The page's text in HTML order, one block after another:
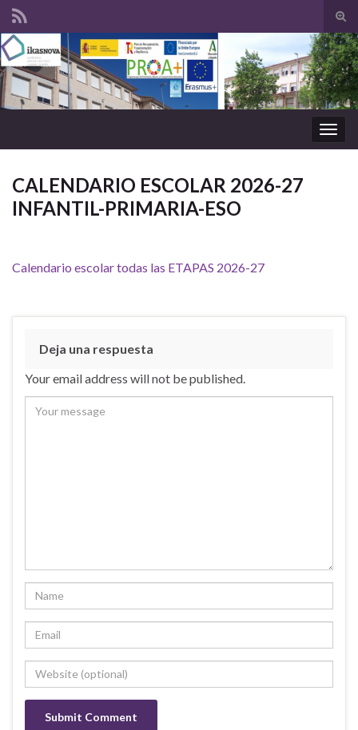
Search for:
CALENDARIO ESCOLAR 2026-27
INFANTIL-PRIMARIA-ESO
Calendario escolar todas las ETAPAS 2026-27
Deja una respuesta
Your email address will not be published.